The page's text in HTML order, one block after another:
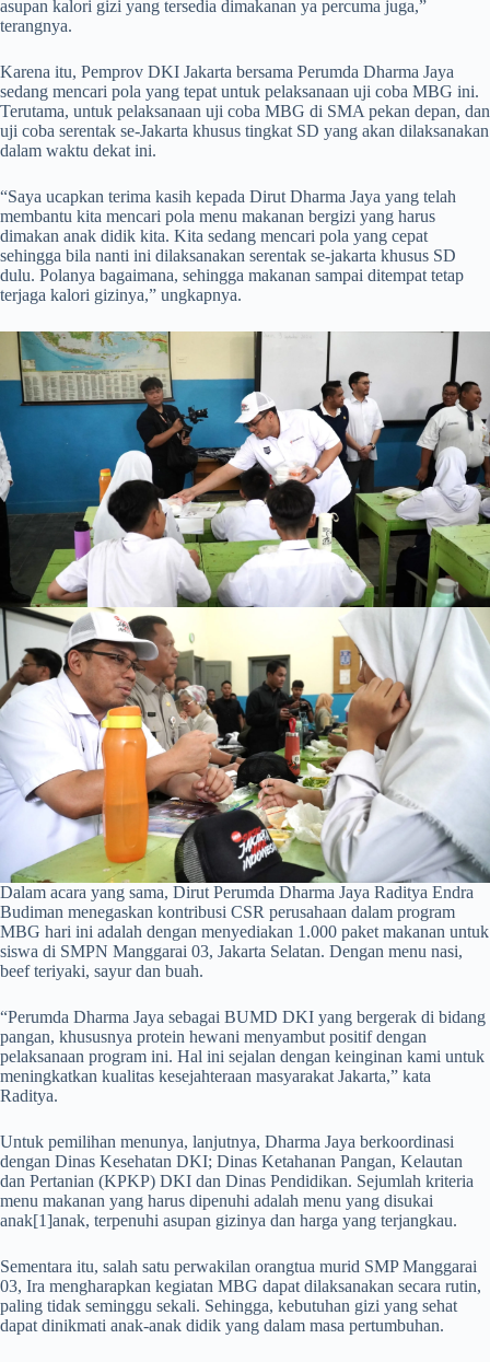
asupan kalori gizi yang tersedia dimakanan ya percuma juga,”
terangnya.
Karena itu, Pemprov DKI Jakarta bersama Perumda Dharma Jaya
sedang mencari pola yang tepat untuk pelaksanaan uji coba MBG ini.
Terutama, untuk pelaksanaan uji coba MBG di SMA pekan depan, dan
uji coba serentak se-Jakarta khusus tingkat SD yang akan dilaksanakan
dalam waktu dekat ini.
“Saya ucapkan terima kasih kepada Dirut Dharma Jaya yang telah
membantu kita mencari pola menu makanan bergizi yang harus
dimakan anak didik kita. Kita sedang mencari pola yang cepat
sehingga bila nanti ini dilaksanakan serentak se-jakarta khusus SD
dulu. Polanya bagaimana, sehingga makanan sampai ditempat tetap
terjaga kalori gizinya,” ungkapnya.
Dalam acara yang sama, Dirut Perumda Dharma Jaya Raditya Endra
Budiman menegaskan kontribusi CSR perusahaan dalam program
MBG hari ini adalah dengan menyediakan 1.000 paket makanan untuk
siswa di SMPN Manggarai 03, Jakarta Selatan. Dengan menu nasi,
beef teriyaki, sayur dan buah.
“Perumda Dharma Jaya sebagai BUMD DKI yang bergerak di bidang
pangan, khususnya protein hewani menyambut positif dengan
pelaksanaan program ini. Hal ini sejalan dengan keinginan kami untuk
meningkatkan kualitas kesejahteraan masyarakat Jakarta,” kata
Raditya.
Untuk pemilihan menunya, lanjutnya, Dharma Jaya berkoordinasi
dengan Dinas Kesehatan DKI; Dinas Ketahanan Pangan, Kelautan
dan Pertanian (KPKP) DKI dan Dinas Pendidikan. Sejumlah kriteria
menu makanan yang harus dipenuhi adalah menu yang disukai
anak[1]anak, terpenuhi asupan gizinya dan harga yang terjangkau.
Sementara itu, salah satu perwakilan orangtua murid SMP Manggarai
03, Ira mengharapkan kegiatan MBG dapat dilaksanakan secara rutin,
paling tidak seminggu sekali. Sehingga, kebutuhan gizi yang sehat
dapat dinikmati anak-anak didik yang dalam masa pertumbuhan.